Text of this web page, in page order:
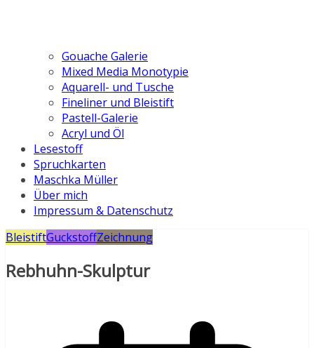
Gouache Galerie
Mixed Media Monotypie
Aquarell- und Tusche
Fineliner und Bleistift
Pastell-Galerie
Acryl und Öl
Lesestoff
Spruchkarten
Maschka Müller
Über mich
Impressum & Datenschutz
BleistiftGuckstoffZeichnung
Rebhuhn-Skulptur